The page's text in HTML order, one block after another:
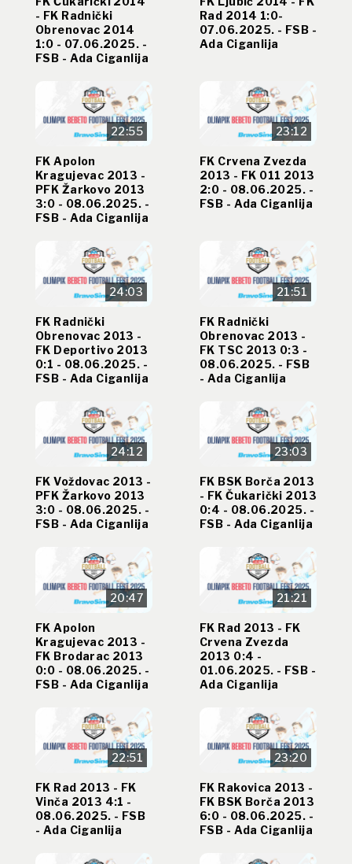
- FK Radnički
Obrenovac 2014
1:0 - 07.06.2025. -
FSB - Ada Ciganlija
Rad 2014 1:0-
07.06.2025. - FSB -
Ada Ciganlija
22:55
FK Apolon
Kragujevac 2013 -
PFK Žarkovo 2013
3:0 - 08.06.2025. -
FSB - Ada Ciganlija
23:12
FK Crvena Zvezda
2013 - FK 011 2013
2:0 - 08.06.2025. -
FSB - Ada Ciganlija
24:03
FK Radnički
Obrenovac 2013 -
FK Deportivo 2013
0:1 - 08.06.2025. -
FSB - Ada Ciganlija
21:51
FK Radnički
Obrenovac 2013 -
FK TSC 2013 0:3 -
08.06.2025. - FSB
- Ada Ciganlija
24:12
FK Voždovac 2013 -
PFK Žarkovo 2013
3:0 - 08.06.2025. -
FSB - Ada Ciganlija
23:03
FK BSK Borča 2013
- FK Čukarički 2013
0:4 - 08.06.2025. -
FSB - Ada Ciganlija
20:47
FK Apolon
Kragujevac 2013 -
FK Brodarac 2013
0:0 - 08.06.2025. -
FSB - Ada Ciganlija
21:21
FK Rad 2013 - FK
Crvena Zvezda
2013 0:4 -
01.06.2025. - FSB -
Ada Ciganlija
22:51
FK Rad 2013 - FK
Vinča 2013 4:1 -
08.06.2025. - FSB
- Ada Ciganlija
23:20
FK Rakovica 2013 -
FK BSK Borča 2013
6:0 - 08.06.2025. -
FSB - Ada Ciganlija